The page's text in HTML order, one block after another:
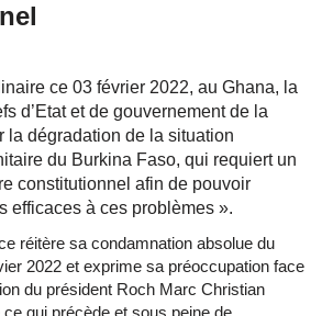
ce 03 février 2022, au Ghana, la
d’Etat et de gouvernement de la
la dégradation de la situation
du Burkina Faso, qui requiert un
constitutionnel afin de pouvoir
efficaces à ces problèmes ».
réitère sa condamnation absolue du
2022 et exprime sa préoccupation face
du président Roch Marc Christian
qui précède et sous peine de